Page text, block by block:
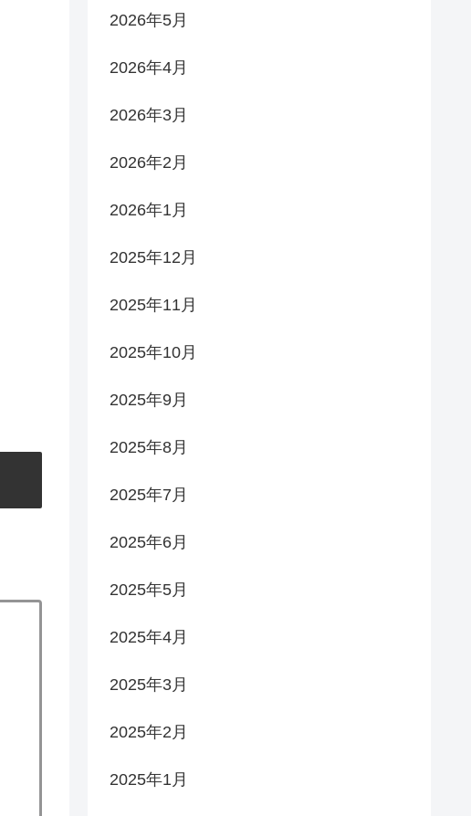
2026年5月
2026年4月
2026年3月
2026年2月
2026年1月
2025年12月
2025年11月
2025年10月
2025年9月
2025年8月
2025年7月
2025年6月
2025年5月
2025年4月
2025年3月
2025年2月
2025年1月